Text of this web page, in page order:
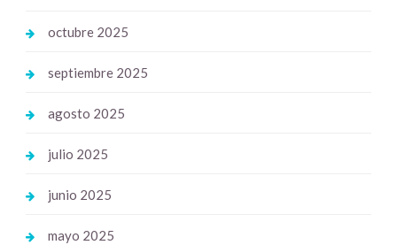
octubre 2025
septiembre 2025
agosto 2025
julio 2025
junio 2025
mayo 2025